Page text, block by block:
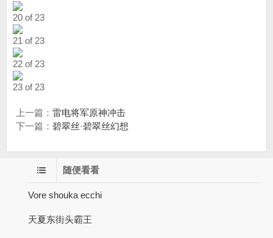
20 of 23
21 of 23
22 of 23
23 of 23
上一篇： 雷电将军原神冲击
下一篇： 碧翠丝·碧翠丝幻想
随便看看
Vore shouka ecchi
天夏东街头霸王